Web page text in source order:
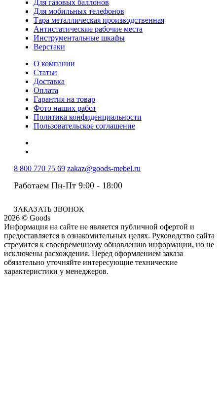
Для газовых баллонов
Для мобильных телефонов
Тара металлическая производственная
Антистатические рабочие места
Инструментальные шкафы
Верстаки
О компании
Статьи
Доставка
Оплата
Гарантия на товар
Фото наших работ
Политика конфиденциальности
Пользовательское соглашение
8 800 770 75 69 zakaz@goods-mebel.ru
Работаем Пн-Пт 9:00 - 18:00
ЗАКАЗАТЬ ЗВОНОК
2026 © Goods
Информация на сайте не является публичной офертой и
предоставляется в ознакомительных целях. Руководство сайта
стремится к своевременному обновлению информации, но не
исключены расхождения. Перед оформлением заказа
обязательно уточняйте интересующие технические
характеристики у менеджеров.